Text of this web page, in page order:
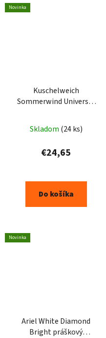
Novinka
Kuschelweich
Sommerwind Universal
105PD
Skladom (24 ks)
€24,65
Do košíka
Novinka
Ariel White Diamond
Bright práškový